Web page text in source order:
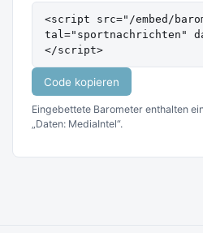
<script src="/embed/
tal="sportnachrichten"
</script>
Code kopieren
Eingebettete Barometer enthalten
„Daten: MediaIntel“.